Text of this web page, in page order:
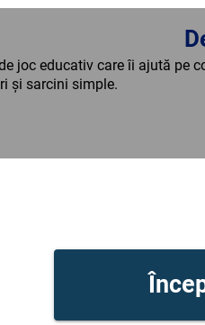
joc educativ care îi ajută pe
și sarcini simple.